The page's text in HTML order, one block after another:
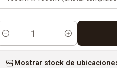
Cantidad
Mostrar stock de